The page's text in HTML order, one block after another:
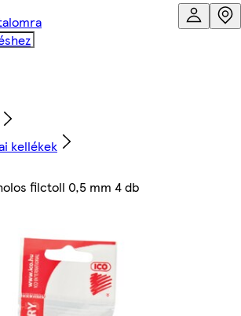
kellékek
filctoll 0,5 mm 4 db